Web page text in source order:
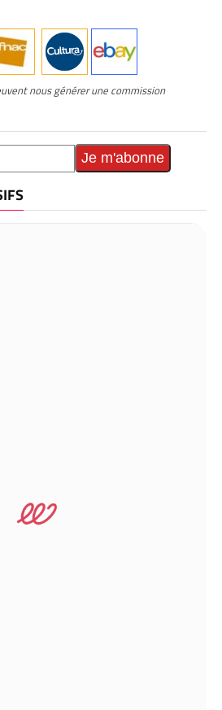
nous générer une commission